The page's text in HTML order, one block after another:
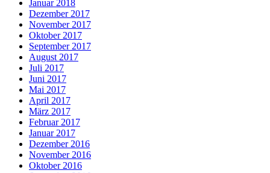
Januar 2018
Dezember 2017
November 2017
Oktober 2017
September 2017
August 2017
Juli 2017
Juni 2017
Mai 2017
April 2017
März 2017
Februar 2017
Januar 2017
Dezember 2016
November 2016
Oktober 2016